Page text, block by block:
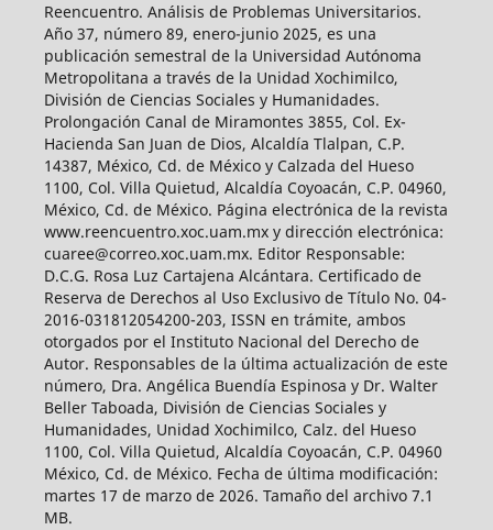
Reencuentro. Análisis de Problemas Universitarios.
Año 37, número 89, enero-junio 2025, es una
publicación semestral de la Universidad Autónoma
Metropolitana a través de la Unidad Xochimilco,
División de Ciencias Sociales y Humanidades.
Prolongación Canal de Miramontes 3855, Col. Ex-
Hacienda San Juan de Dios, Alcaldía Tlalpan, C.P.
14387, México, Cd. de México y Calzada del Hueso
1100, Col. Villa Quietud, Alcaldía Coyoacán, C.P. 04960,
México, Cd. de México. Página electrónica de la revista
www.reencuentro.xoc.uam.mx y dirección electrónica:
cuaree@correo.xoc.uam.mx. Editor Responsable:
D.C.G. Rosa Luz Cartajena Alcántara. Certificado de
Reserva de Derechos al Uso Exclusivo de Título No. 04-
2016-031812054200-203, ISSN en trámite, ambos
otorgados por el Instituto Nacional del Derecho de
Autor. Responsables de la última actualización de este
número, Dra. Angélica Buendía Espinosa y Dr. Walter
Beller Taboada, División de Ciencias Sociales y
Humanidades, Unidad Xochimilco, Calz. del Hueso
1100, Col. Villa Quietud, Alcaldía Coyoacán, C.P. 04960
México, Cd. de México. Fecha de última modificación:
martes 17 de marzo de 2026. Tamaño del archivo 7.1
MB.